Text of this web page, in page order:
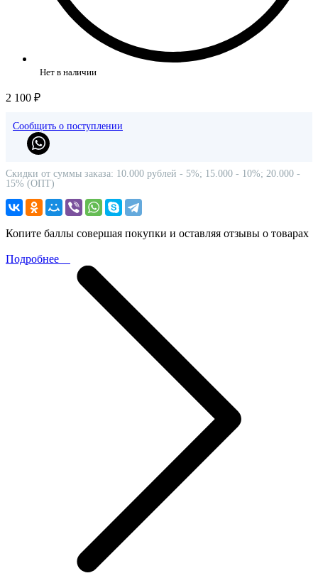
Нет в наличии
2 100 ₽
Сообщить о поступлении
Скидки от суммы заказа: 10.000 рублей - 5%; 15.000 - 10%; 20.000 -
15% (ОПТ)
Копите баллы совершая покупки и оставляя отзывы о товарах
Подробнее